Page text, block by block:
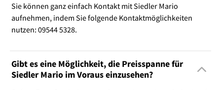
Sie können ganz einfach Kontakt mit Siedler Mario
aufnehmen, indem Sie folgende Kontaktmöglichkeiten
nutzen: 09544 5328.
Gibt es eine Möglichkeit, die Preisspanne für
Siedler Mario im Voraus einzusehen?